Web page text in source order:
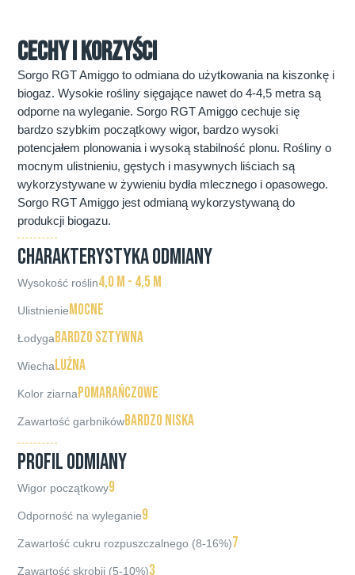
CECHY I KORZYŚCI
Sorgo RGT Amiggo to odmiana do użytkowania na kiszonkę i
biogaz. Wysokie rośliny sięgające nawet do 4-4,5 metra są
odporne na wyleganie. Sorgo RGT Amiggo cechuje się
bardzo szybkim początkowy wigor, bardzo wysoki
potencjałem plonowania i wysoką stabilność plonu. Rośliny o
mocnym ulistnieniu, gęstych i masywnych liściach są
wykorzystywane w żywieniu bydła mlecznego i opasowego.
Sorgo RGT Amiggo jest odmianą wykorzystywaną do
produkcji biogazu.
CHARAKTERYSTYKA ODMIANY
Wysokość roślin4,0 m - 4,5 m
Ulistnieniemocne
Łodygabardzo sztywna
Wiechaluźna
Kolor ziarnapomarańczowe
Zawartość garbnikówbardzo niska
PROFIL ODMIANY
Wigor początkowy9
Odporność na wyleganie9
Zawartość cukru rozpuszczalnego (8-16%)7
Zawartość skrobii (5-10%)3